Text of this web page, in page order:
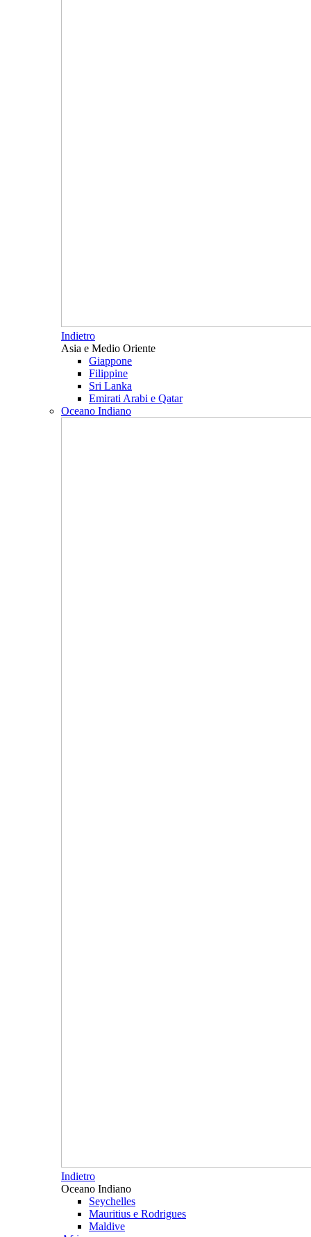
Indietro
Asia e Medio Oriente
Giappone
Filippine
Sri Lanka
Emirati Arabi e Qatar
Oceano Indiano
Indietro
Oceano Indiano
Seychelles
Mauritius e Rodrigues
Maldive